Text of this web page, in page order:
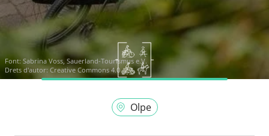
Font: Sabrina Voss, Sauerland-Tourismus e.V.
Drets d'autor: Creative Commons 4.0
Olpe